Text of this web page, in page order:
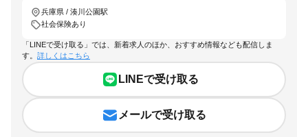
兵庫県 / 湊川公園駅
社会保険あり
「LINEで受け取る」では、新着求人のほか、おすすめ情報なども配信しま
す。 詳しくはこちら
LINEで受け取る
メールで受け取る